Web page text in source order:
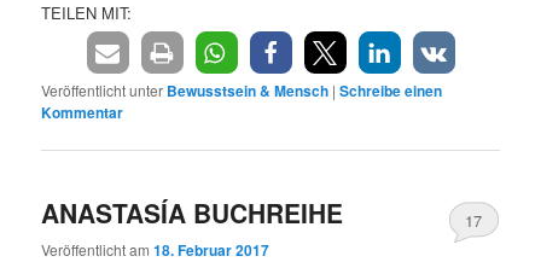
TEILEN MIT:
Veröffentlicht unter Bewusstsein & Mensch |Schreibe einen
Kommentar
ANASTASÍA BUCHREIHE
Veröffentlicht am18. Februar 2017
17